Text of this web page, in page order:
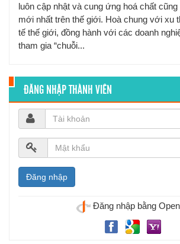
luôn cập nhật và cung ứng hoá chất
mới nhất trên thế giới. Hoà chung với xu
tế thế giới, đồng hành với các doanh
tham gia “chuỗi...
ĐĂNG NHẬP THÀNH VIÊN
Đăng nhập bằng